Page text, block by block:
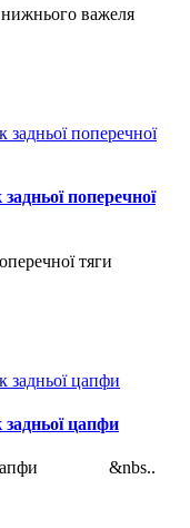
нижнього важеля
поперечної
поперечної тяги
цапфи
цапфи &nbs..